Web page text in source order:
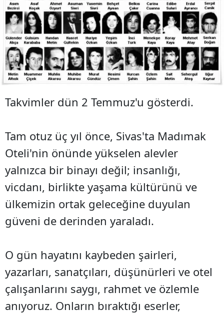
Takvimler dün 2 Temmuz'u gösterdi.
Tam otuz üç yıl önce, Sivas'ta Madımak
Oteli'nin önünde yükselen alevler
yalnızca bir binayı değil; insanlığı,
vicdanı, birlikte yaşama kültürünü ve
ülkemizin ortak geleceğine duyulan
güveni de derinden yaraladı.
O gün hayatını kaybeden şairleri,
yazarları, sanatçıları, düşünürleri ve otel
çalışanlarını saygı, rahmet ve özlemle
anıyoruz. Onların bıraktığı eserler,